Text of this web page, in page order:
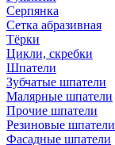
Серпянка
Сетка абразивная
Тёрки
Цикли, скребки
Шпатели
Зубчатые шпатели
Малярные шпатели
Прочие шпатели
Резиновые шпатели
Фасадные шпатели